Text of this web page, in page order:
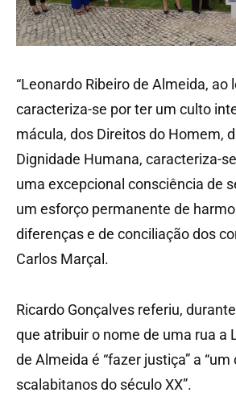
“Leonardo Ribeiro de Almeida, ao
caracteriza-se por ter um culto
mácula, dos Direitos do Homem,
Dignidade Humana, caracteriza-
uma excepcional consciência de
um esforço permanente de
diferenças e de conciliação dos
Carlos Marçal.
Ricardo Gonçalves referiu,
que atribuir o nome de uma rua a
de Almeida é “fazer justiça” a
scalabitanos do século XX”.